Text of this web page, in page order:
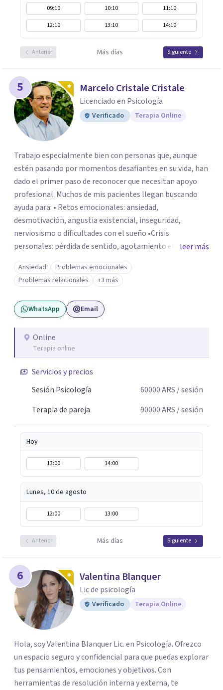
09:10 10:10
11:10
12:10
13:10 14:10
Anterior Más días Siguiente
5 Marcelo Cristale Cristale
Licenciado en Psicología
Verificado Terapia Online
Trabajo especialmente bien con personas que, aunque
estén pasando por momentos desafiantes en su vida, han
dado el primer paso de reconocer que necesitan apoyo
profesional. Muchos de mis pacientes llegan buscando
ayuda para: • Retos emocionales: ansiedad,
desmotivación, angustia existencial, inseguridad,
nerviosismo o dificultades con el sueño •Crisis
personales: pérdida de sentido, agotamiento emocional
o dificultad para manejar transiciones vitales •Conflictos
relacionales: problemas de pareja, tensiones familiares,
desafíos laborales o dificultades en dinámicas sociales.
leer más
Ansiedad
Problemas emocionales
Problemas relacionales
+3 más
WhatsApp Email
Online
Terapia online
Servicios y precios
Sesión Psicología
60000ARS / sesión
Terapia de pareja
90000ARS / sesión
Hoy
13:00 14:00
Lunes, 10 de agosto
12:00 13:00
Anterior Más días Siguiente
6 Valentina Blanquer
Lic de psicología
Verificado Terapia Online
Hola, soy Valentina Blanquer Lic. en Psicología. Ofrezco
un espacio seguro y confidencial para que puedas explorar
tus pensamientos, emociones y objetivos. Con
herramientas de resolución interna y externa, te